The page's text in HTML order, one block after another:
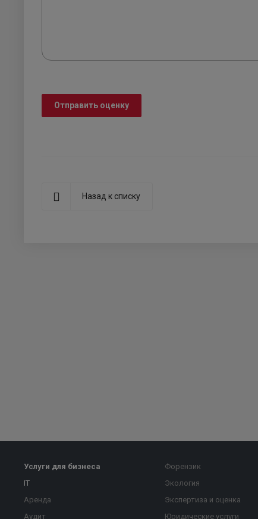
Отправить оценку
Назад к списку
Услуги для бизнеса
IT
Аренда
Аудит
Форензик
Экология
Экспертиза и оценка
Юридические услуги